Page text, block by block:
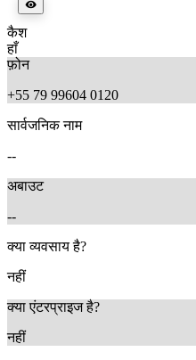
कैश
हाँ
फ़ोन
+55 79 99604 0120
सार्वजनिक नाम
--
अबाउट
--
क्या व्यवसाय है?
नहीं
क्या एंटरप्राइज है?
नहीं